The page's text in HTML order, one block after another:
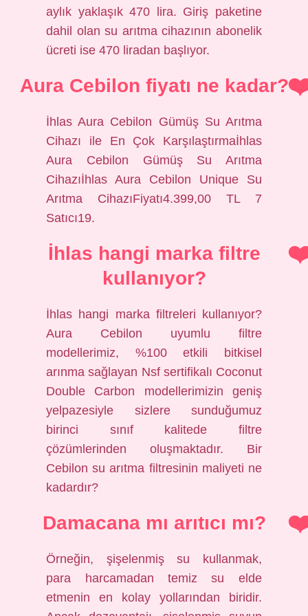
aylık yaklaşık 470 lira. Giriş paketine
dahil olan su arıtma cihazının abonelik
ücreti ise 470 liradan başlıyor.
Aura Cebilon fiyatı ne kadar?
İhlas Aura Cebilon Gümüş Su Arıtma
Cihazı ile En Çok Karşılaştırmaİhlas
Aura Cebilon Gümüş Su Arıtma
Cihazıİhlas Aura Cebilon Unique Su
Arıtma CihazıFiyatı4.399,00 TL 7
Satıcı19.
İhlas hangi marka filtre
kullanıyor?
İhlas hangi marka filtreleri kullanıyor?
Aura Cebilon uyumlu filtre
modellerimiz, %100 etkili bitkisel
arınma sağlayan Nsf sertifikalı Coconut
Double Carbon modellerimizin geniş
yelpazesiyle sizlere sunduğumuz
birinci sınıf kalitede filtre
çözümlerinden oluşmaktadır. Bir
Cebilon su arıtma filtresinin maliyeti ne
kadardır?
Damacana mı arıtıcı mı?
Örneğin, şişelenmiş su kullanmak,
para harcamadan temiz su elde
etmenin en kolay yollarından biridir.